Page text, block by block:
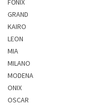
FŐNIX
GRAND
KAIRO
LEON
MIA
MILANO
MODENA
ONIX
OSCAR